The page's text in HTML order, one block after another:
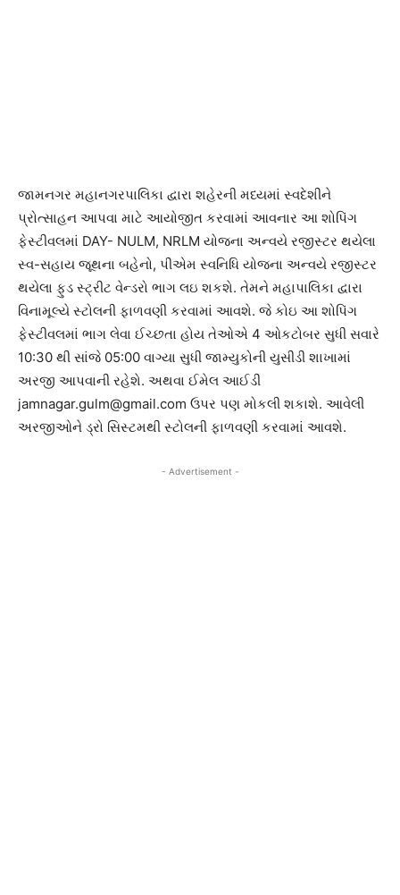
જામનગર મહાનગરપાલિકા દ્વારા શહેરની મધ્યમાં સ્વદેશીને
પ્રોત્સાહન આપવા માટે આયોજીત કરવામાં આવનાર આ શોપિંગ
ફેસ્ટીવલમાં DAY- NULM, NRLM યોજના અન્વયે રજીસ્ટર થયેલા
સ્વ-સહાય જૂથના બહેનો, પીએમ સ્વનિધિ યોજના અન્વયે રજીસ્ટર
થયેલા ફુડ સ્ટ્રીટ વેન્ડરો ભાગ લઇ શકશે. તેમને મહાપાલિકા દ્વારા
વિનામૂલ્યે સ્ટોલની ફાળવણી કરવામાં આવશે. જે કોઇ આ શોપિંગ
ફેસ્ટીવલમાં ભાગ લેવા ઈચ્છતા હોય તેઓએ 4 ઓકટોબર સુધી સવારે
10:30 થી સાંજે 05:00 વાગ્યા સુધી જામ્યુકોની યુસીડી શાખામાં
અરજી આપવાની રહેશે. અથવા ઈમેલ આઈડી
jamnagar.gulm@gmail.com ઉપર પણ મોકલી શકાશે. આવેલી
અરજીઓને ડ્રો સિસ્ટમથી સ્ટોલની ફાળવણી કરવામાં આવશે.
- Advertisement -